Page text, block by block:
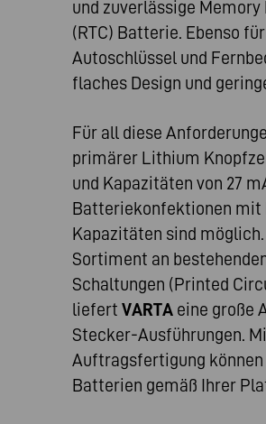
und zuverlässige
(RTC) Batterie. Ebenso
Autoschlüssel und
flaches Design und
Für all diese
primärer Lithium
und Kapazitäten von 27
Batteriekonfektionen mit
Kapazitäten sind
Sortiment an
Schaltungen (Printed
liefert VARTA eine große
Stecker-Ausführungen.
Auftragsfertigung
Batterien gemäß Ihrer